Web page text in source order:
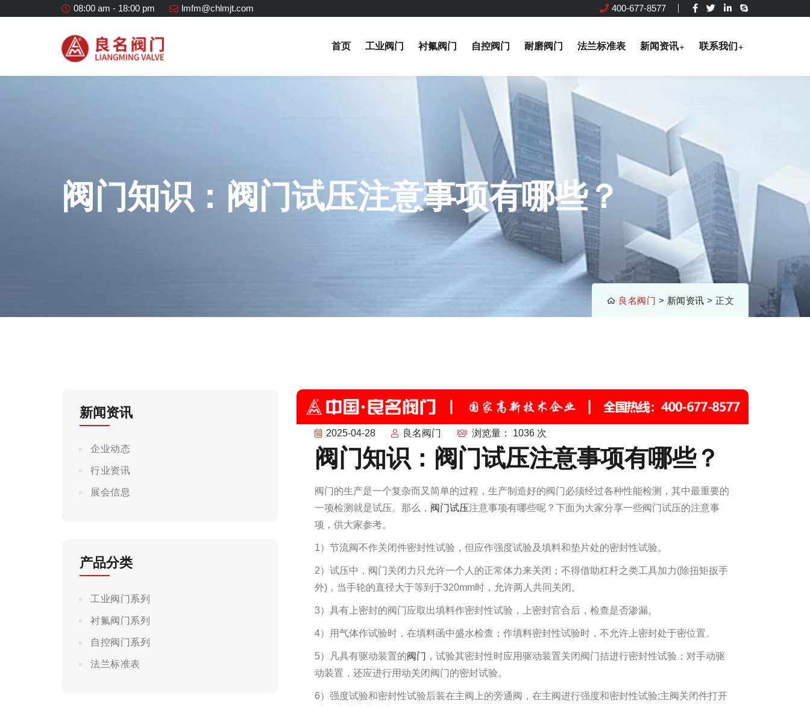
08:00 am - 18:00 pm lmfm@chlmjt.com 400-677-8577
首页 工业阀门 衬氟阀门 自控阀门 耐磨阀门 法兰标准表 新闻资讯 联系我们
阀门知识：阀门试压注意事项有哪些？
良名阀门 > 新闻资讯 > 正文
新闻资讯
企业动态
行业资讯
展会信息
产品分类
工业阀门系列
衬氟阀门系列
自控阀门系列
法兰标准表
2025-04-28 良名阀门 浏览量： 1036 次
阀门知识：阀门试压注意事项有哪些？
阀门的生产是一个复杂而又简单的过程，生产制造好的阀门必须经过各种性能检测，其中最重要的
一项检测就是试压。那么， 阀门试压注意事项有哪些呢？下面为大家分享一些阀门试压的注意事
项，供大家参考。
1）节流阀不作关闭件密封性试验，但应作强度试验及填料和垫片处的密封性试验。
2）试压中，阀门关闭力只允许一个人的正常体力来关闭；不得借助杠杆之类工具加力(除扭矩扳手
外)，当手轮的直径大于等到于320mm时，允许两人共同关闭。
3）具有上密封的阀门应取出填料作密封性试验，上密封官合后，检查是否渗漏。
4）用气体作试验时，在填料函中盛水检查；作填料密封性试验时，不允许上密封处于密位置。
5）凡具有驱动装置的阀门 ，试验其密封性时应用驱动装置关闭阀门拮进行密封性试验；对手动驱
动装置，还应进行用动关闭阀门的密封试验。
6）强度试验和密封性试验后装在主阀上的旁通阀，在主阀进行强度和密封性试验;主阀关闭件打开